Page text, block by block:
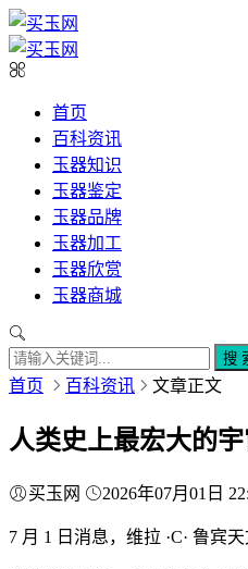
首页
百科资讯
玉器知识
玉器鉴定
玉器品牌
玉器加工
玉器欣赏
玉器商城
搜
首页 百科资讯 文章正文
人类史上最宏大的
买玉网 2026年07月01日
7 月 1 日消息，维拉 ·C· 鲁宾